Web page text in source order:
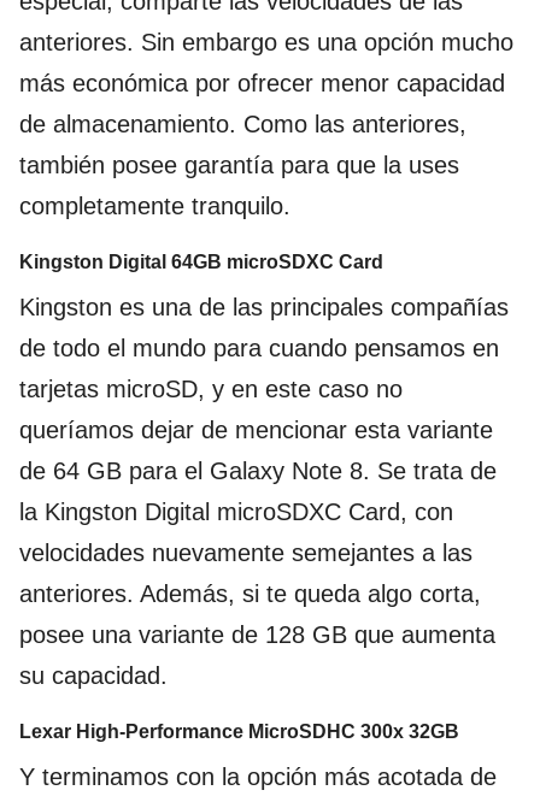
anteriores. Sin embargo es una opción mucho
más económica por ofrecer menor capacidad
de almacenamiento. Como las anteriores,
también posee garantía para que la uses
completamente tranquilo.
Kingston Digital 64GB microSDXC Card
Kingston es una de las principales compañías
de todo el mundo para cuando pensamos en
tarjetas microSD, y en este caso no
queríamos dejar de mencionar esta variante
de 64 GB para el Galaxy Note 8. Se trata de
la Kingston Digital microSDXC Card, con
velocidades nuevamente semejantes a las
anteriores. Además, si te queda algo corta,
posee una variante de 128 GB que aumenta
su capacidad.
Lexar High-Performance MicroSDHC 300x 32GB
Y terminamos con la opción más acotada de